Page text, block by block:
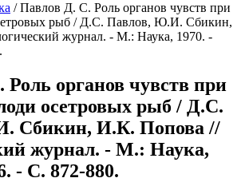
/Павлов Д. С. Роль органов чувств при
рыб / Д.С. Павлов, Ю.И. Сбикин,
журнал. - М.: Наука, 1970. -
органов чувств при
осетровых рыб / Д.С.
Сбикин, И.К. Попова //
журнал. - М.: Наука,
- С. 872-880.